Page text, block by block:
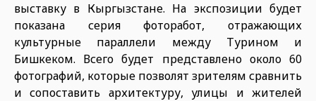
выставку в Кыргызстане. На экспозиции будет
показана серия фоторабот, отражающих
культурные параллели между Турином и
Бишкеком. Всего будет представлено около 60
фотографий, которые позволят зрителям сравнить
и сопоставить архитектуру, улицы и жителей